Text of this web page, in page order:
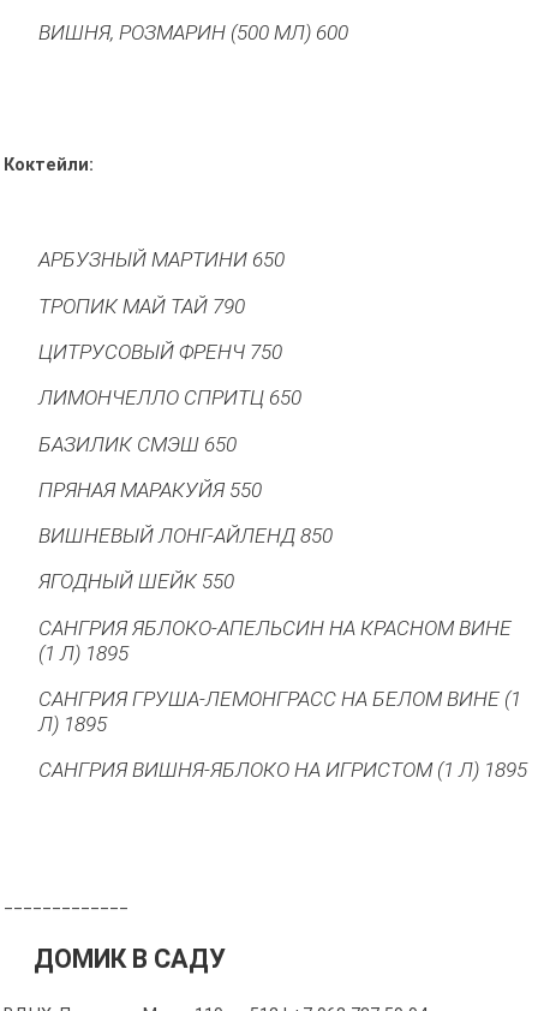
ВИШНЯ, РОЗМАРИН (500 МЛ) 600
Коктейли:
АРБУЗНЫЙ МАРТИНИ 650
ТРОПИК МАЙ ТАЙ 790
ЦИТРУСОВЫЙ ФРЕНЧ 750
ЛИМОНЧЕЛЛО СПРИТЦ 650
БАЗИЛИК СМЭШ 650
ПРЯНАЯ МАРАКУЙЯ 550
ВИШНЕВЫЙ ЛОНГ-АЙЛЕНД 850
ЯГОДНЫЙ ШЕЙК 550
САНГРИЯ ЯБЛОКО-АПЕЛЬСИН НА КРАСНОМ ВИНЕ
(1 Л) 1895
САНГРИЯ ГРУША-ЛЕМОНГРАСС НА БЕЛОМ ВИНЕ (1
Л) 1895
САНГРИЯ ВИШНЯ-ЯБЛОКО НА ИГРИСТОМ (1 Л) 1895
_____________
ДОМИК В САДУ